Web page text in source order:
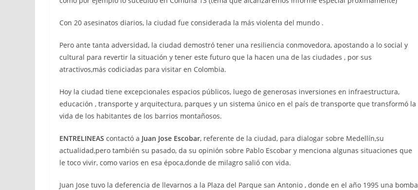
Con 20 asesinatos diarios, la ciudad fue considerada la más violenta del mundo .
Pero ante tanta adversidad, la ciudad demostró tener una resiliencia conmovedora, apostando a lo social y
cultural para revertir la situación y tener este futuro que la hacen una de las ciudades , por sus
atractivos,más codiciadas para visitar en Colombia.
Hoy la ciudad tiene excepcionales espacios públicos, luego de generosas inversiones en infraestructura,
educación , transporte y arquitectura, parques y un sistema único en el país de transporte que transformó la
vida de los habitantes de los barrios montañosos.
ENTRELINEAS contactó a Juan Jose Escobar, referente de la ciudad, para dialogar sobre Medellín,su
actualidad,pero también su pasado, da su opinión sobre Pablo Escobar y menciona algunas situaciones que
le toco vivir, como varios en esa época,donde de milagro salió con vida.
Juan Jose tuvo la deferencia de llevarnos a la Plaza del Parque san Antonio , donde en el año 1995 una bomba